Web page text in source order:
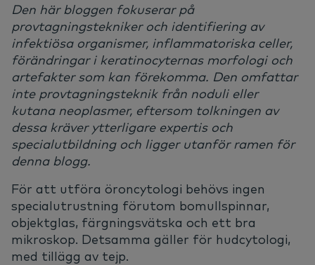
Den här bloggen fokuserar på
provtagningstekniker och identifiering av
infektiösa organismer, inflammatoriska celler,
förändringar i keratinocyternas morfologi och
artefakter som kan förekomma. Den omfattar
inte provtagningsteknik från noduli eller
kutana neoplasmer, eftersom tolkningen av
dessa kräver ytterligare expertis och
specialutbildning och ligger utanför ramen för
denna blogg.
För att utföra öroncytologi behövs ingen
specialutrustning förutom bomullspinnar,
objektglas, färgningsvätska och ett bra
mikroskop. Detsamma gäller för hudcytologi,
med tillägg av tejp.